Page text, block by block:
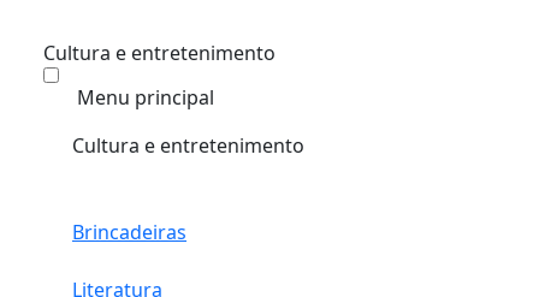
Cultura e entretenimento
Menu principal
Cultura e entretenimento
Brincadeiras
Literatura